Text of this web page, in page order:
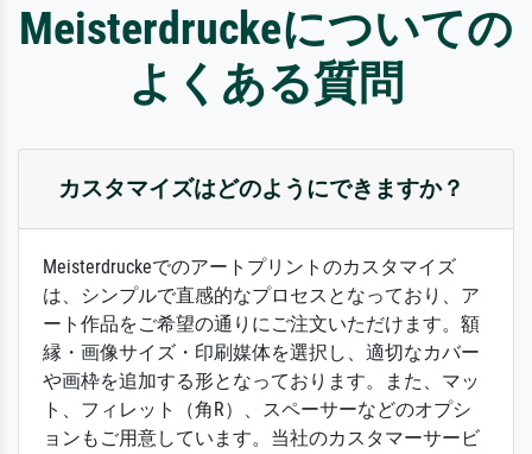
Meisterdruckeについての
よくある質問
カスタマイズはどのようにできますか？
Meisterdruckeでのアートプリントのカスタマイズ
は、シンプルで直感的なプロセスとなっており、ア
ート作品をご希望の通りにご注文いただけます。額
縁・画像サイズ・印刷媒体を選択し、適切なカバー
や画枠を追加する形となっております。また、マッ
ト、フィレット（角R）、スペーサーなどのオプシ
ョンもご用意しています。当社のカスタマーサービ